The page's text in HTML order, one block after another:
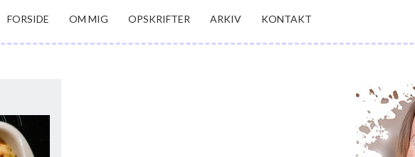
FORSIDE OM MIG OPSKRIFTER ARKIV KONTAKT